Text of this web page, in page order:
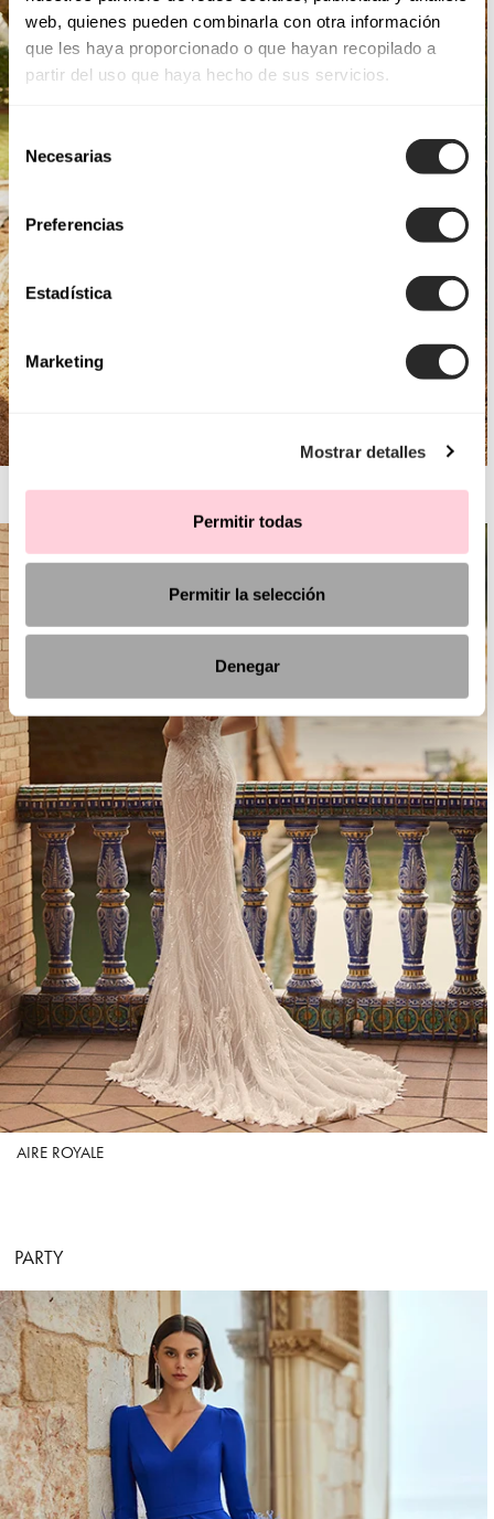
web, quienes pueden combinarla con otra información
que les haya proporcionado o que hayan recopilado a
partir del uso que haya hecho de sus servicios.
Selección
de
consentimiento
Necesarias
Preferencias
Estadística
Marketing
Mostrar detalles
Permitir todas
Permitir la selección
Denegar
AIRE BOHO
AIRE ROYALE
PARTY